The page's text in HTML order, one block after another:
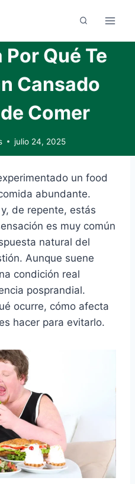
Qué Te
Cansado
Comer
julio 24, 2025
un food
abundante.
de repente, estás
es muy común
natural del
Aunque suene
condición real
posprandial.
ocurre, cómo afecta
hacer para evitarlo.